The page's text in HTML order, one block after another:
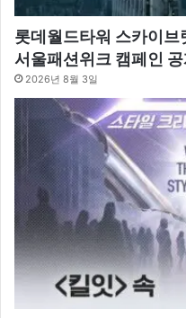
롯데월드타워 스카이
서울패션위크 캠페인 공
2026년 8월 3일